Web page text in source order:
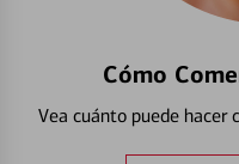
Cómo
Vea cuánto puede hacer